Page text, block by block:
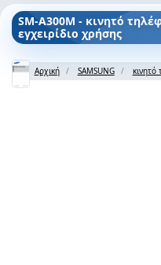
SM-A300M - κινητό
εγχειρίδιο χρήσης
Αρχική SAMSUNG κινητό